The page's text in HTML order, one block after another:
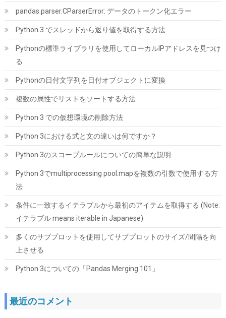
KingSpec SSD 1TB SATAIII 6Gb/s 2.5インチ内蔵SSD 最大読込
570MB/s 3D NAND メーカー保証3年
こちら)
ARCTIC MX-4（スパチュラ付属・4g）– CPU/GPU 用 高性能サー
マルグリス、非常に高い熱伝導率、長期耐久、安全で簡単な塗布
(54570108) GBP 6.53 (2026-08-09 04:05 GMT +09:00 時点 -詳細は
こちら)
pandas.parser.CParserError: データのトークン化エラー
Python 3 でスレッドから返り値を取得する方法
Pythonの標準ライブラリを使用してローカルIPアドレスを見つけ
る
Pythonの日付文字列を日付オブジェクトに変換
複数の属性でリストをソートする方法
Python 3 での仮想環境の削除方法
Python 3における式と文の違いは何ですか？
Python 3のスコープルールについての簡単な説明
Python 3でmultiprocessing pool.mapを複数の引数で使用する方
法
条件に一致するイテラブルから最初のアイテムを取得する (Note:
イテラブル means iterable in Japanese)
多くのサブプロットを使用してサブプロットのサイズ/間隔を向
上させる
Python 3についての「Pandas Merging 101」
最近のコメント